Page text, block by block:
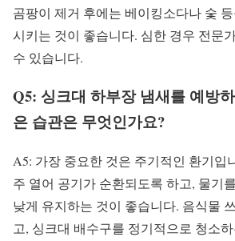
곰팡이 제거 후에는 베이킹소다나 숯
시키는 것이 좋습니다. 심한 경우 전문
수 있습니다.
Q5: 싱크대 하부장 냄새를 예방
은 습관은 무엇인가요?
A5: 가장 중요한 것은 주기적인 환기입
주 열어 공기가 순환되도록 하고, 물기
낮게 유지하는 것이 좋습니다. 음식물
고, 싱크대 배수구를 정기적으로 청소